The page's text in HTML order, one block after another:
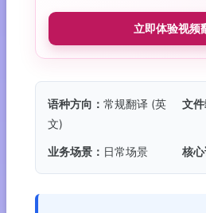
立即体验视频
语种方向： 常规翻译 (英
文)
文件
业务场景： 日常场景 核心